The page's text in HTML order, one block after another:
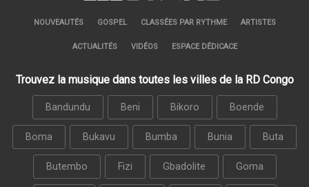
NOUVEAUTÉS GOSPEL CLASSÉES PAR RYTHME ARTISTES
ACTUALITÉS VIDÉOS ESPACE DÉDICACE
Trouvez la musique dans toutes les villes de la RD Congo
Bandundu Beni Bikoro Boende
Boma Bukavu Bumba Bunia Buta
Butembo Fizi Gbadolite Goma